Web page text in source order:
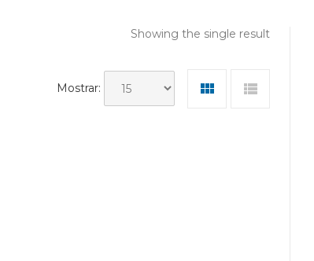
Showing the single result
Mostrar: